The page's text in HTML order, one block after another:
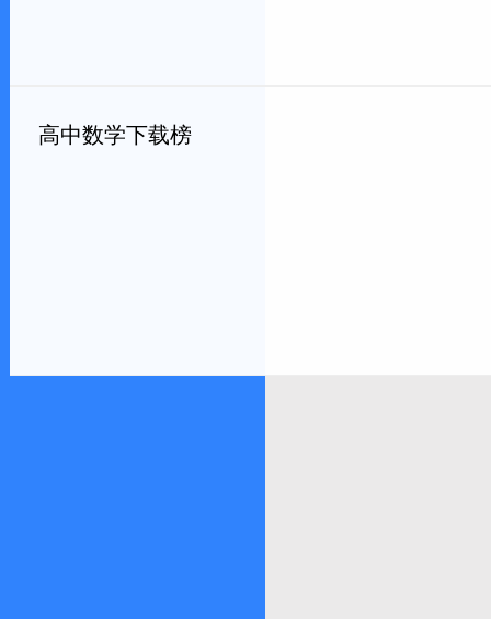
高中数学下载榜